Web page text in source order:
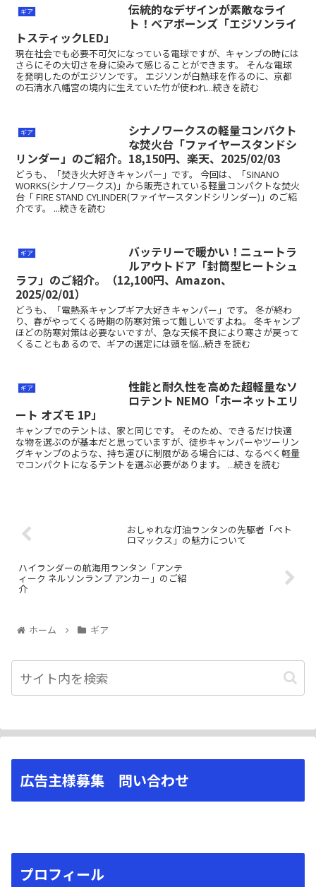
ギア
伝統的なデザインが素敵なライ
ト！ベアボーンズ「エジソンライ
トスティックLED」
現在社会でも必要不可欠になっている電球ですが、キャンプの時には
さらにその大切さを身に染みて感じることができます。 そんな電球
を発明したのがエジソンです。 エジソンが白熱球を作るのに、京都
の石清水八幡宮の境内に生えていた竹が使われ...続きを読む
ギア
シナノワークスの軽量コンパクト
な焚火台「ファイヤースタンドシ
リンダー」のご紹介。18,150円、楽天、2025/02/03
どうも、「焚き火大好きキャンパー」です。 今回は、「SINANO
WORKS(シナノワークス)」から販売されている軽量コンパクトな焚火
台「 FIRE STAND CYLINDER(ファイヤースタンドシリンダー)」のご紹
介です。 ...続きを読む
ギア
バッテリーで暖かい！ニュートラ
ルアウトドア「封筒型ヒートシュ
ラフ」のご紹介。（12,100円、Amazon、
2025/02/01）
どうも、「電熱系キャンプギア大好きキャンパー」です。 冬が終わ
り、春がやってくる時期の防寒対策って難しいですよね。 冬キャンプ
ほどの防寒対策は必要ないですが、急な天候不良により寒さが戻って
くることもあるので、ギアの選定には頭を悩...続きを読む
ギア
性能と耐久性を高めた超軽量なソ
ロテント NEMO「ホーネットエリ
ート オズモ 1P」
キャンプでのテントは、家と同じです。 そのため、できるだけ快適
な物を選ぶのが基本だと思っていますが、徒歩キャンパーやツーリン
グキャンプのような、持ち運びに制限がある場合には、なるべく軽量
でコンパクトになるテントを選ぶ必要があります。 ...続きを読む
おしゃれな灯油ランタンの先駆者「ペト
ロマックス」の魅力について
ハイランダーの航海用ランタン「アンテ
ィーク ネルソンランプ アンカー」のご紹
介
ホーム ギア
広告主様募集 問い合わせ
プロフィール